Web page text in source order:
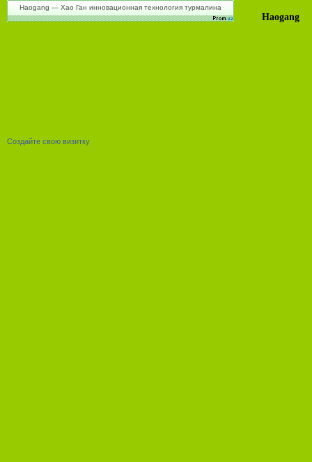
Haogang — Хао Ган инновационная технология турмалина
Haogang
Создайте свою визитку